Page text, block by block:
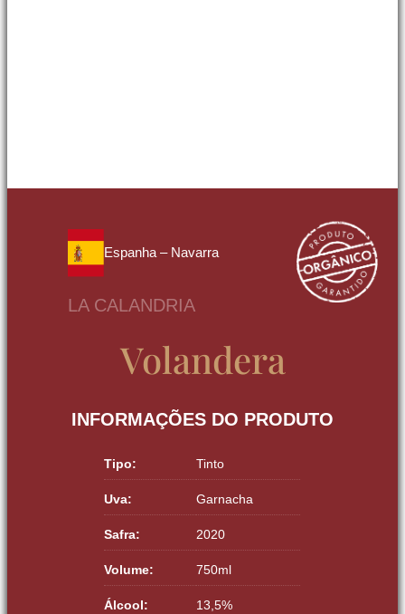
Espanha – Navarra
LA CALANDRIA
Volandera
INFORMAÇÕES DO PRODUTO
Tipo: Tinto
Uva: Garnacha
Safra: 2020
Volume: 750ml
Álcool: 13,5%